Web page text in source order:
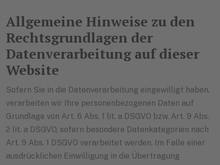
Allgemeine Hinweise zu den
Rechtsgrundlagen der
Datenverarbeitung auf dieser
Website
Sofern Sie in die Datenverarbeitung eingewilligt haben,
verarbeiten wir Ihre personenbezogenen Daten auf
Grundlage von Art. 6 Abs. 1 lit. a DSGVO bzw. Art. 9 Abs.
2 lit. a DSGVO, sofern besondere Datenkategorien nach
Art. 9 Abs. 1 DSGVO verarbeitet werden. Im Falle einer
ausdrücklichen Einwilligung in die Übertragung